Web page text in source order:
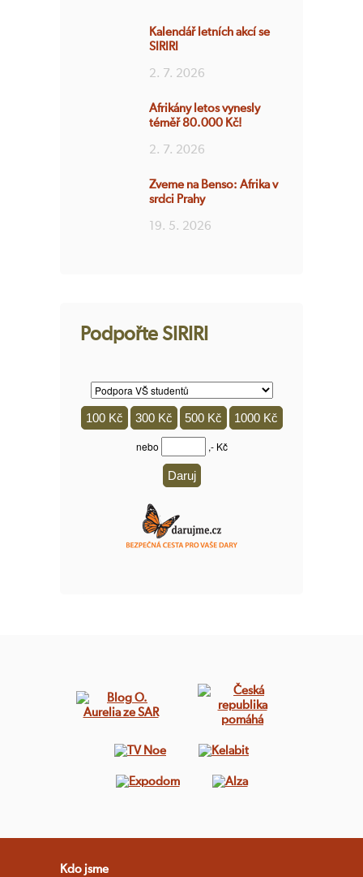
Kalendář letních akcí se
SIRIRI
2. 7. 2026
Afrikány letos vynesly
téměř 80.000 Kč!
2. 7. 2026
Zveme na Benso: Afrika v
srdci Prahy
19. 5. 2026
Podpořte SIRIRI
Kdo jsme